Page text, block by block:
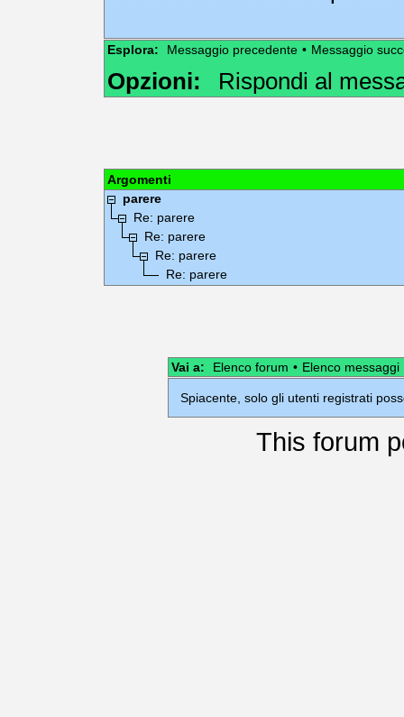
Esplora: Messaggio precedente • Messaggio
Opzioni: Rispondi al
Argomenti
parere
Re: parere
Re: parere
Re: parere
Re: parere
Vai a: Elenco forum • Elenco messaggi
Spiacente, solo gli utenti registrati
This forum